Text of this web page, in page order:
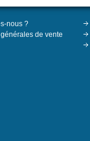
nous ?
de vente